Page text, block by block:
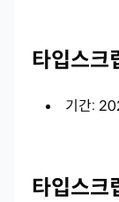
타입스크
기간:
타입스크